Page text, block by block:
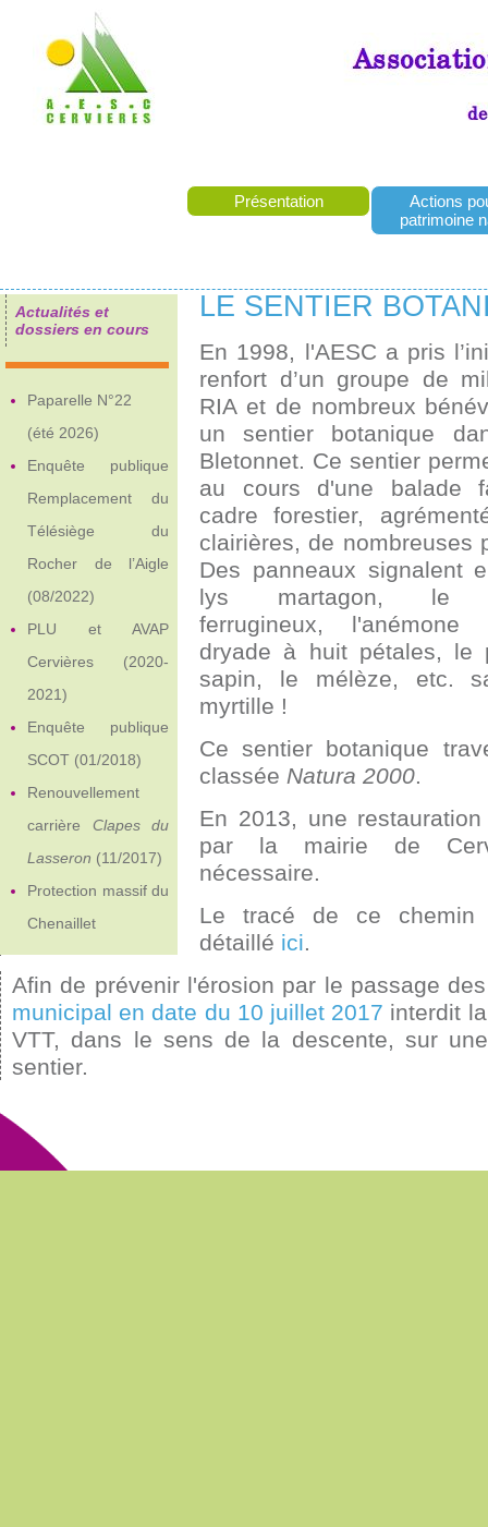
Présentation
Actions
patrimoine
Actualités et
dossiers en cours
Paparelle N°22
(été 2026)
Enquête publique
Remplacement du
Télésiège du
Rocher de l’Aigle
(08/2022)
PLU et AVAP
Cervières (2020-
2021)
Enquête publique
SCOT (01/2018)
Renouvellement
carrière Clapes du
Lasseron (11/2017)
Protection massif du
Chenaillet
LE SENTIER
En 1998, l'AESC a pris
renfort d’un groupe de
RIA et de nombreux
un sentier botanique
Bletonnet. Ce sentier
au cours d'une balade
cadre forestier,
clairières, de nombreuses
Des panneaux signalent
lys martagon, le
ferrugineux, l'anémone
dryade à huit pétales, le
sapin, le mélèze, etc.
myrtille !
Ce sentier botanique
classée Natura 2000.
En 2013, une
par la mairie de
nécessaire.
Le tracé de ce chemin
détaillé ici.
Afin de prévenir l'érosion par le passage
municipal en date du 10 juillet 2017 interdit
VTT, dans le sens de la descente, sur
sentier.